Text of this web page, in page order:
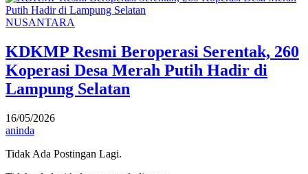
NUSANTARA
KDKMP Resmi Beroperasi Serentak, 260
Koperasi Desa Merah Putih Hadir di
Lampung Selatan
16/05/2026
aninda
Tidak Ada Postingan Lagi.